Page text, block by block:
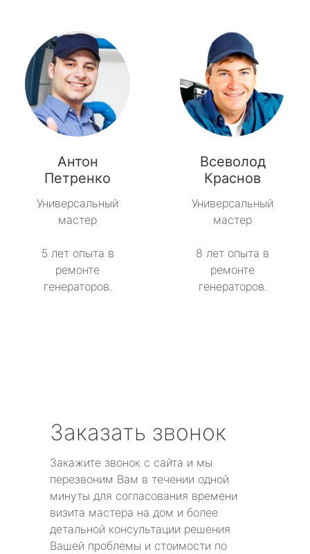
Антон
Петренко
Универсальный
мастер
5 лет опыта в
ремонте
генераторов.
Всеволод
Краснов
Универсальный
мастер
8 лет опыта в
ремонте
генераторов.
Заказать звонок
Закажите звонок с сайта и мы
перезвоним Вам в течении одной
минуты для согласования времени
визита мастера на дом и более
детальной консультации решения
Вашей проблемы и стоимости по